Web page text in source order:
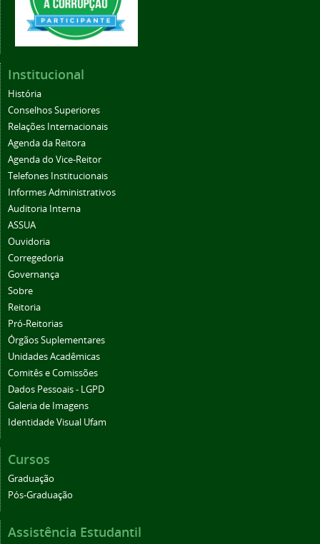
Institucional
História
Conselhos Superiores
Relações Internacionais
Agenda da Reitora
Agenda do Vice-Reitor
Telefones Institucionais
Informes Administrativos
Auditoria Interna
ASSUA
Ouvidoria
Corregedoria
Governança
Sobre
Reitoria
Pró-Reitorias
Órgãos Suplementares
Unidades Acadêmicas
Comitês e Comissões
Dados Pessoais - LGPD
Galeria de Imagens
Identidade Visual Ufam
Cursos
Graduação
Pós-Graduação
Assistência Estudantil